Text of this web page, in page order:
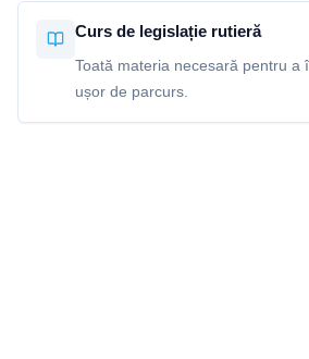
Curs de legislație rutieră
Toată materia necesară pentru
ușor de parcurs.